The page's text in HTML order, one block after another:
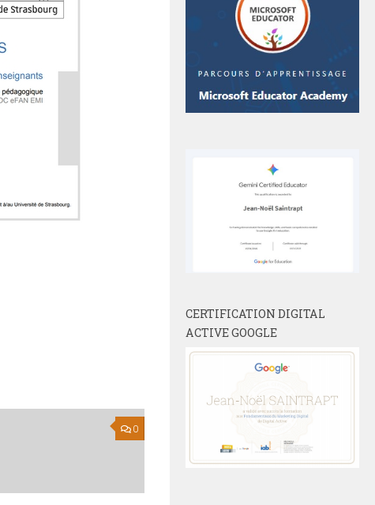
0
CERTIFICATION DIGITAL
ACTIVE GOOGLE